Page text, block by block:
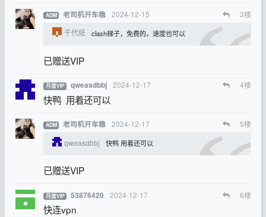
ADM 老司机开车稳 2024-12-15 3楼
千代纸
clash梯子，免费的，速度也可以
已赠送VIP
月度VIP qweasdbbj 2024-12-17 4楼
快鸭 用着还可以
ADM 老司机开车稳 2024-12-17 5楼
qweasdbbj
快鸭 用着还可以
已赠送VIP
月度VIP 53876420 2024-12-17 6楼
快连vpn